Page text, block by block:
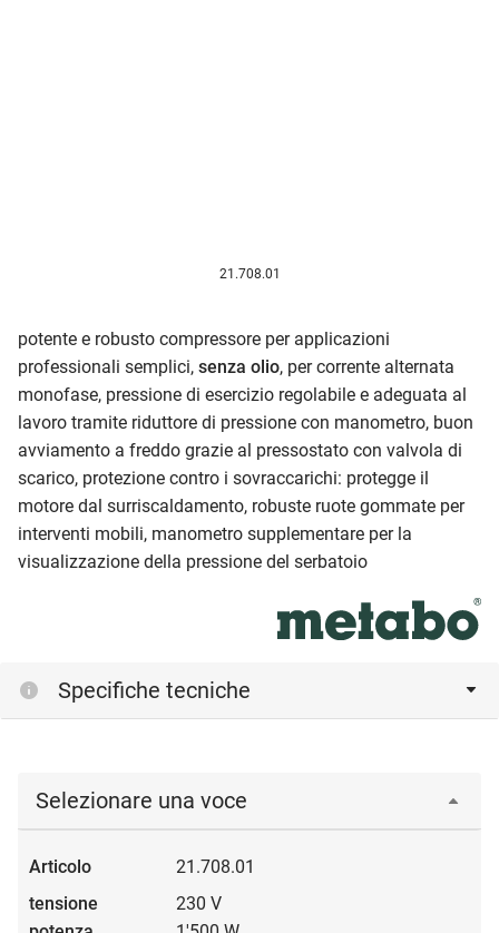
21.708.01
potente e robusto compressore per applicazioni
professionali semplici, senza olio, per corrente alternata
monofase, pressione di esercizio regolabile e adeguata al
lavoro tramite riduttore di pressione con manometro, buon
avviamento a freddo grazie al pressostato con valvola di
scarico, protezione contro i sovraccarichi: protegge il
motore dal surriscaldamento, robuste ruote gommate per
interventi mobili, manometro supplementare per la
visualizzazione della pressione del serbatoio
Specifiche tecniche
Selezionare una voce
21.708.01
230 V